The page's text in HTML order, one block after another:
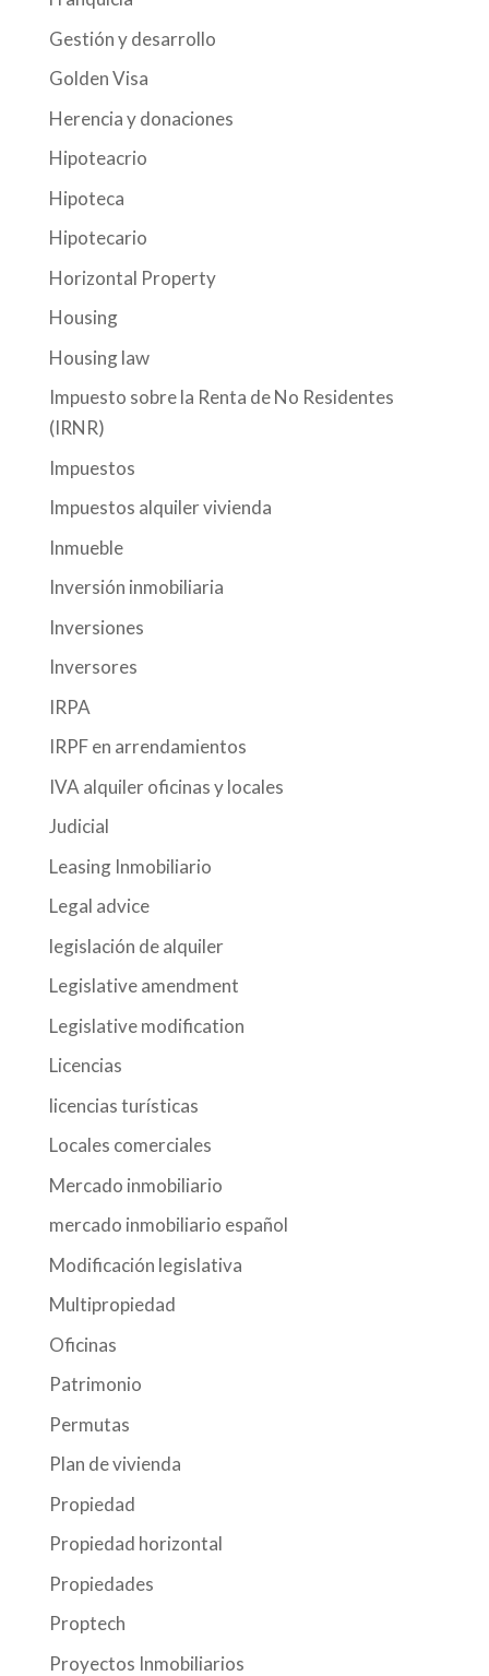
Gestión y desarrollo
Golden Visa
Herencia y donaciones
Hipoteacrio
Hipoteca
Hipotecario
Horizontal Property
Housing
Housing law
Impuesto sobre la Renta de No Residentes
(IRNR)
Impuestos
Impuestos alquiler vivienda
Inmueble
Inversión inmobiliaria
Inversiones
Inversores
IRPA
IRPF en arrendamientos
IVA alquiler oficinas y locales
Judicial
Leasing Inmobiliario
Legal advice
legislación de alquiler
Legislative amendment
Legislative modification
Licencias
licencias turísticas
Locales comerciales
Mercado inmobiliario
mercado inmobiliario español
Modificación legislativa
Multipropiedad
Oficinas
Patrimonio
Permutas
Plan de vivienda
Propiedad
Propiedad horizontal
Propiedades
Proptech
Proyectos Inmobiliarios